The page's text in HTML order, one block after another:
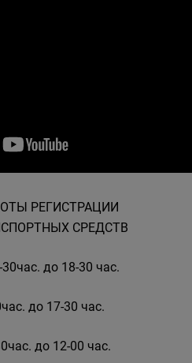
РЕГИСТРАЦИИ
СРЕДСТВ
до 18-30 час.
до 17-30 час.
до 12-00 час.